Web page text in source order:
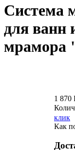
Система
для ванн
мрамора
1 870
клик
Как